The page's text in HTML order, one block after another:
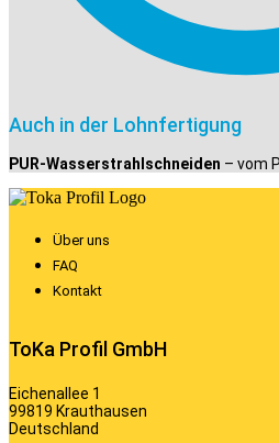
Auch in der Lohnfertigung
PUR-Wasserstrahlschneiden – vom
Über uns
FAQ
Kontakt
ToKa Profil GmbH
Eichenallee 1
99819 Krauthausen
Deutschland